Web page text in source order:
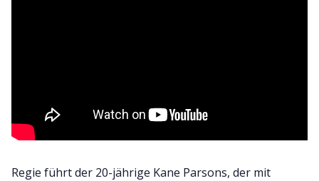
Regie führt der 20-jährige Kane Parsons, der mit